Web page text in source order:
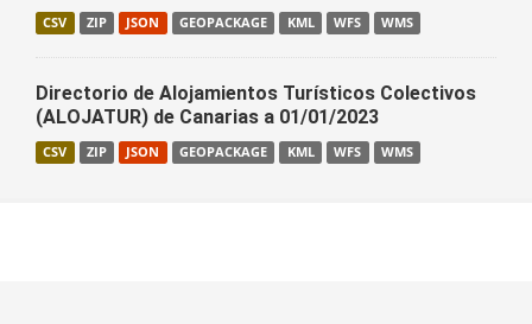
CSV ZIP JSON GEOPACKAGE KML WFS WMS
Directorio de Alojamientos Turísticos Colectivos
(ALOJATUR) de Canarias a 01/01/2023
CSV ZIP JSON GEOPACKAGE KML WFS WMS